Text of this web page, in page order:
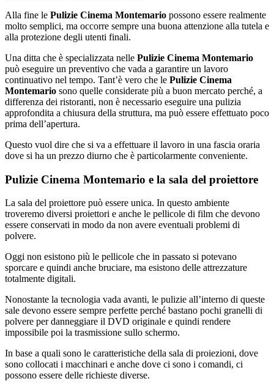
Alla fine le Pulizie Cinema Montemario possono essere realmente
molto semplici, ma occorre sempre una buona attenzione alla tutela e
alla protezione degli utenti finali.
Una ditta che è specializzata nelle Pulizie Cinema Montemario
può eseguire un preventivo che vada a garantire un lavoro
continuativo nel tempo. Tant’è vero che le Pulizie Cinema
Montemario sono quelle considerate più a buon mercato perché, a
differenza dei ristoranti, non è necessario eseguire una pulizia
approfondita a chiusura della struttura, ma può essere effettuato poco
prima dell’apertura.
Questo vuol dire che si va a effettuare il lavoro in una fascia oraria
dove si ha un prezzo diurno che è particolarmente conveniente.
Pulizie Cinema Montemario e la sala del proiettore
La sala del proiettore può essere unica. In questo ambiente
troveremo diversi proiettori e anche le pellicole di film che devono
essere conservati in modo da non avere eventuali problemi di
polvere.
Oggi non esistono più le pellicole che in passato si potevano
sporcare e quindi anche bruciare, ma esistono delle attrezzature
totalmente digitali.
Nonostante la tecnologia vada avanti, le pulizie all’interno di queste
sale devono essere sempre perfette perché bastano pochi granelli di
polvere per danneggiare il DVD originale e quindi rendere
impossibile poi la trasmissione sullo schermo.
In base a quali sono le caratteristiche della sala di proiezioni, dove
sono collocati i macchinari e anche dove ci sono i comandi, ci
possono essere delle richieste diverse.